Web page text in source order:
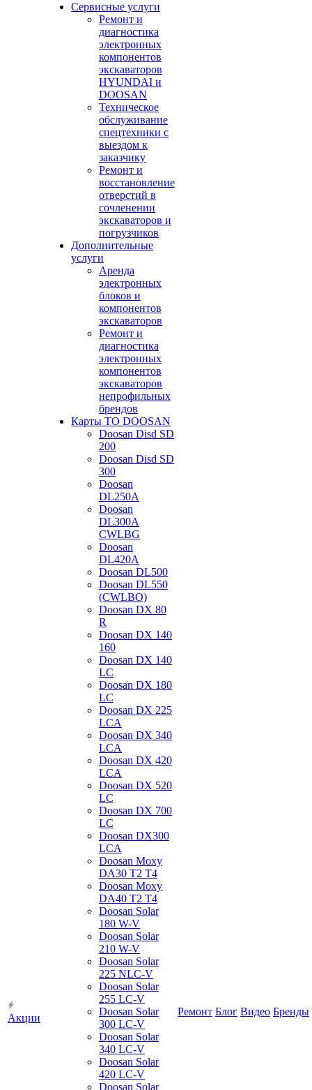
Акции
Сервисные услуги
Ремонт и
диагностика
электронных
компонентов
экскаваторов
HYUNDAI и
DOOSAN
Техническое
обслуживание
спецтехники с
выездом к
заказчику
Ремонт и
восстановление
отверстий в
сочленении
экскаваторов и
погрузчиков
Дополнительные
услуги
Аренда
электронных
блоков и
компонентов
экскаваторов
Ремонт и
диагностика
электронных
компонентов
экскаваторов
непрофильных
брендов
Карты ТО DOOSAN
Doosan Disd SD
200
Doosan Disd SD
300
Doosan
DL250A
Doosan
DL300A
CWLBG
Doosan
DL420A
Doosan DL500
Doosan DL550
(CWLBO)
Doosan DX 80
R
Doosan DX 140
160
Doosan DX 140
LC
Doosan DX 180
LC
Doosan DX 225
LCA
Doosan DX 340
LCA
Doosan DX 420
LCA
Doosan DX 520
LC
Doosan DX 700
LC
Doosan DX300
LCA
Doosan Moxy
DA30 T2 T4
Doosan Moxy
DA40 T2 T4
Doosan Solar
180 W-V
Doosan Solar
210 W-V
Doosan Solar
225 NLC-V
Doosan Solar
255 LC-V
Doosan Solar
300 LC-V
Doosan Solar
340 LC-V
Doosan Solar
420 LC-V
Doosan Solar
Ремонт Блог Видео Бренды